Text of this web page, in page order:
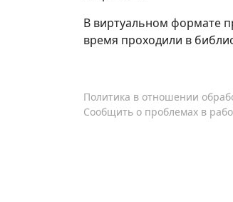
В виртуальном формате
время проходили в
Политика в отношении
Сообщить о проблемах в